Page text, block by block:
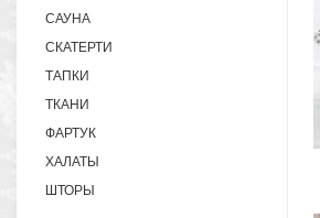
САУНА
СКАТЕРТИ
ТАПКИ
ТКАНИ
ФАРТУК
ХАЛАТЫ
ШТОРЫ